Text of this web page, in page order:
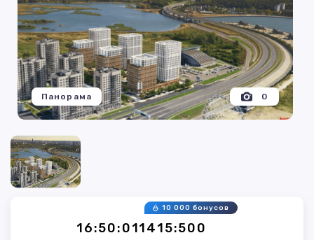
0
Панорама
16:50:011415:500
10 000 бонусов